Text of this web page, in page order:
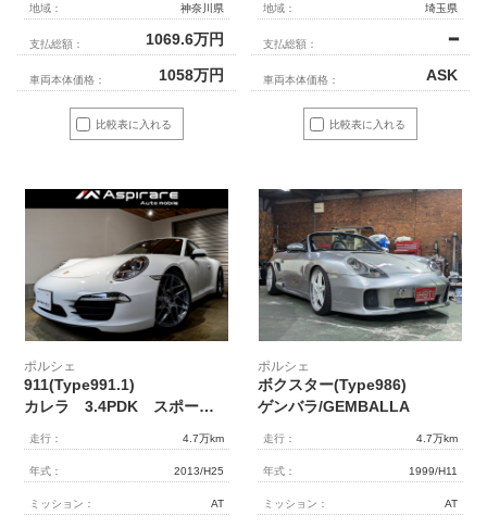
比較表に入れる
地域： 神奈川県
支払総額： 1069.6万円
車両本体価格： 1058万円
比較表に入れる
地域： 埼玉県
支払総額： ━
車両本体価格： ASK
ポルシェ
911(Type991.1)
カレラ 3.4PDK スポーツクロノパッケージ スポーツエグゾーストマフラー スポーツデザインステアリング ブラックレザーシート Atomic Forged20インチアルミホイール クリアテールライト
走行： 4.7万km
年式： 2013/H25
ミッション： AT
ポルシェ
ボクスター(Type986)
ゲンバラ/GEMBALLA
走行： 4.7万km
年式： 1999/H11
ミッション： AT